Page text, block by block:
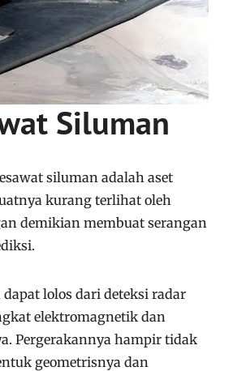
Siluman
siluman adalah aset
kurang terlihat oleh
demikian membuat serangan
lolos dari deteksi radar
elektromagnetik dan
Pergerakannya hampir tidak
geometrisnya dan